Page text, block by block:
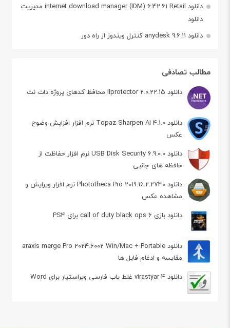
دانلود internet download manager (IDM) 6.42.61 Retail مدیریت
دانلود
دانلود anydesk 9.6.11 کنترل ویندوز از راه دور
مطالب تصادفی
دانلود ilprotector 2.0.22.15 محافظ کدهای پروژه دات نت
دانلود Topaz Sharpen AI 4.1.0 نرم افزار افزایش وضوح
عکس
دانلود USB Disk Security 6.9.0.0 نرم افزار حفاظت از
حافظه های جانبی
دانلود Phototheca Pro 2019.16.2.2740 نرم افزار ویرایش و
مشاهده عکس
دانلود بازی call of duty black ops 6 برای PS4
دانلود araxis merge Pro 2024.6002 Win/Mac + Portable
مقایسه و ادغام فایل ها
دانلود virastyar 4 غلط ياب فارسی ویراستیار برای Word